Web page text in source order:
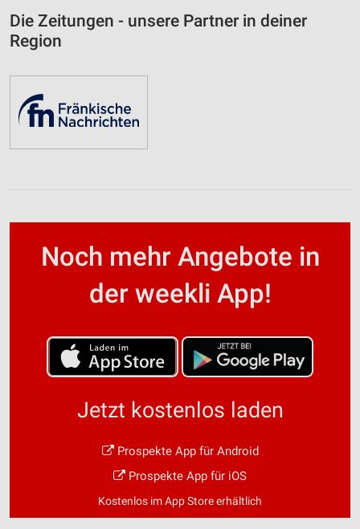
Die Zeitungen - unsere Partner in deiner
Region
Noch mehr Angebote in
der weekli App!
Jetzt kostenlos laden
Prospekte App für Android
Prospekte App für iOS
Kostenlos im App Store erhältlich